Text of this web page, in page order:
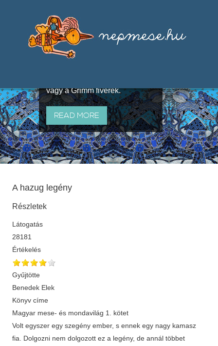
útján terjedő elbeszélésekből,
melyeket olyan ismert gyűjtők
állítottak össze, mint Benedek
vagy a Grimm fivérek.
READ MORE
A hazug legény
Részletek
Látogatás
28181
Értékelés
Gyűjtötte
Benedek Elek
Könyv címe
Magyar mese- és mondavilág 1. kötet
Volt egyszer egy szegény ember, s ennek egy nagy kamasz
fia. Dolgozni nem dolgozott ez a legény, de annál többet